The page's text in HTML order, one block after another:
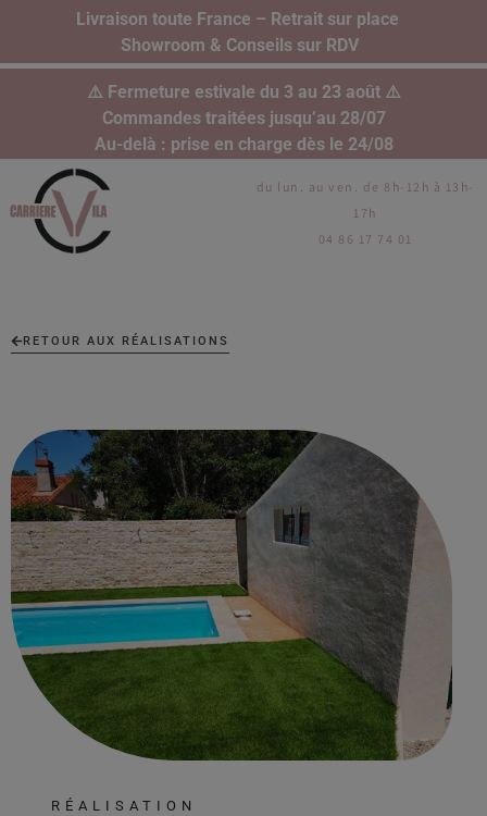
Livraison toute France – Retrait sur place
Showroom & Conseils sur RDV
⚠️ Fermeture estivale du 3 au 23 août ⚠️
Commandes traitées jusqu’au 28/07
Au-delà : prise en charge dès le 24/08
du lun. au ven. de 8h-12h à 13h-
17h
04 86 17 74 01
RETOUR AUX RÉALISATIONS
RÉALISATION